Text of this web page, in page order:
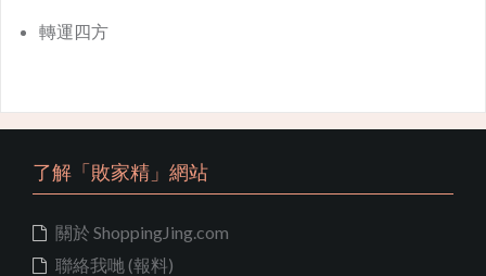
轉運四方
了解「敗家精」網站
關於 ShoppingJing.com
聯絡我哋 (報料)